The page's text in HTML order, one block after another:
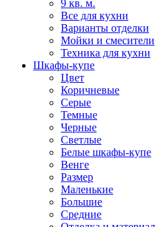
9 кв. м.
Все для кухни
Варианты отделки
Мойки и смесители
Техника для кухни
Шкафы-купе
Цвет
Коричневые
Серые
Темные
Черные
Светлые
Белые шкафы-купе
Венге
Размер
Маленькие
Большие
Средние